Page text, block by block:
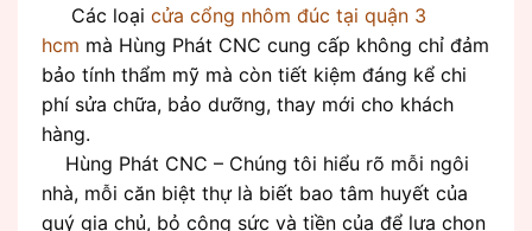
Các loại cửa cổng nhôm đúc tại quận 3
hcm mà Hùng Phát CNC cung cấp không chỉ đảm
bảo tính thẩm mỹ mà còn tiết kiệm đáng kể chi
phí sửa chữa, bảo dưỡng, thay mới cho khách
hàng.
Hùng Phát CNC – Chúng tôi hiểu rõ mỗi ngôi
nhà, mỗi căn biệt thự là biết bao tâm huyết của
quý gia chủ, bỏ công sức và tiền của để lựa chọn